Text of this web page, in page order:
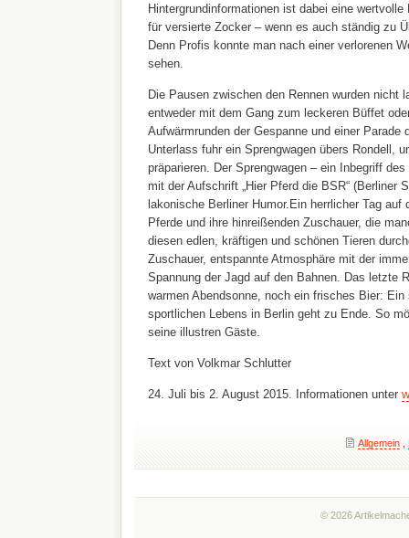
Hintergrundinformationen ist dabei eine
für versierte Zocker – wenn es auch ständig zu
Denn Profis konnte man nach einer verlorenen
sehen.
Die Pausen zwischen den Rennen wurden nicht
entweder mit dem Gang zum leckeren Büffet
Aufwärmrunden der Gespanne und einer Parade
Unterlass fuhr ein Sprengwagen übers Rondell,
präparieren. Der Sprengwagen – ein Inbegriff
mit der Aufschrift „Hier Pferd die BSR“ (Berliner
lakonische Berliner Humor.Ein herrlicher Tag auf
Pferde und ihre hinreißenden Zuschauer, die
diesen edlen, kräftigen und schönen Tieren
Zuschauer, entspannte Atmosphäre mit der
Spannung der Jagd auf den Bahnen. Das letzte
warmen Abendsonne, noch ein frisches Bier: Ein
sportlichen Lebens in Berlin geht zu Ende. So
seine illustren Gäste.
Text von Volkmar Schlutter
24. Juli bis 2. August 2015. Informationen unter
Allgemein,
© 2026